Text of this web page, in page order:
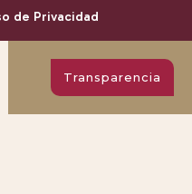
de Privacidad
Transparencia